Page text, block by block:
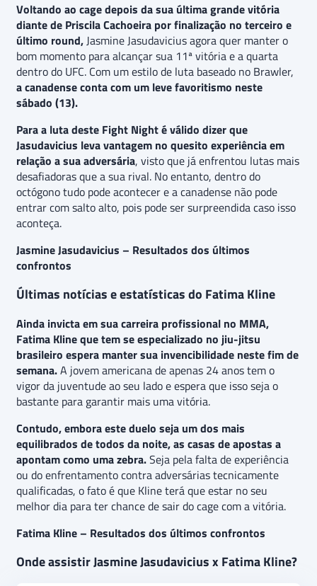
Voltando ao cage depois da sua última grande vitória
diante de Priscila Cachoeira por finalização no terceiro e
último round,Jasmine Jasudavicius agora quer manter o
bom momento para alcançar sua 11ª vitória e a quarta
dentro do UFC. Com um estilo de luta baseado no Brawler,
a canadense conta com um leve favoritismo neste
sábado (13).
Para a luta deste Fight Night é válido dizer que
Jasudavicius leva vantagem no quesito experiência em
relação a sua adversária, visto que já enfrentou lutas mais
desafiadoras que a sua rival. No entanto, dentro do
octógono tudo pode acontecer e a canadense não pode
entrar com salto alto, pois pode ser surpreendida caso isso
aconteça.
Jasmine Jasudavicius – Resultados dos últimos
confrontos
Últimas notícias e estatísticas do Fatima Kline
Ainda invicta em sua carreira profissional no MMA,
Fatima Kline que tem se especializado no jiu-jitsu
brasileiro espera manter sua invencibilidade neste fim de
semana.A jovem americana de apenas 24 anos tem o
vigor da juventude ao seu lado e espera que isso seja o
bastante para garantir mais uma vitória.
Contudo, embora este duelo seja um dos mais
equilibrados de todos da noite, as casas de apostas a
apontam como uma zebra.Seja pela falta de experiência
ou do enfrentamento contra adversárias tecnicamente
qualificadas, o fato é que Kline terá que estar no seu
melhor dia para ter chance de sair do cage com a vitória.
Fatima Kline – Resultados dos últimos confrontos
Onde assistir Jasmine Jasudavicius x Fatima Kline?